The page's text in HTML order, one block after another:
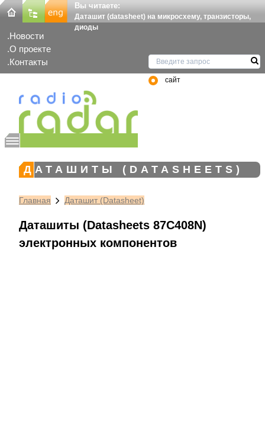
Вы читаете:
Даташит (datasheet) на микросхему, транзисторы,
диоды
Новости
О проекте
Контакты
сайт
ДАТАШИТЫ (DATASHEETS)
Главная Даташит (Datasheet)
Даташиты (Datasheets 87C408N)
электронных компонентов